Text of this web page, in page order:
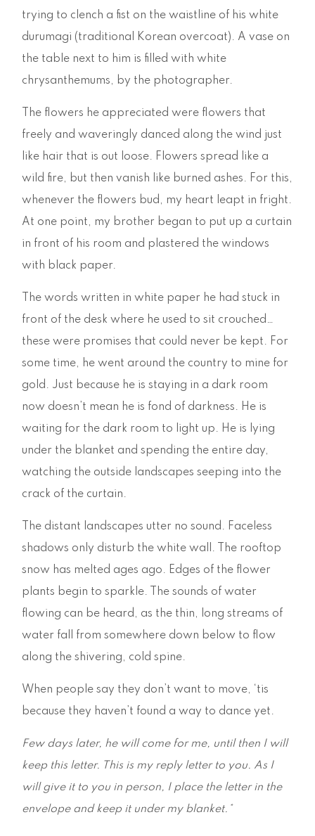
trying to clench a fist on the waistline of his white
durumagi (traditional Korean overcoat). A vase on
the table next to him is filled with white
chrysanthemums, by the photographer.
The flowers he appreciated were flowers that
freely and waveringly danced along the wind just
like hair that is out loose. Flowers spread like a
wild fire, but then vanish like burned ashes. For this,
whenever the flowers bud, my heart leapt in fright.
At one point, my brother began to put up a curtain
in front of his room and plastered the windows
with black paper.
The words written in white paper he had stuck in
front of the desk where he used to sit crouched…
these were promises that could never be kept. For
some time, he went around the country to mine for
gold. Just because he is staying in a dark room
now doesn’t mean he is fond of darkness. He is
waiting for the dark room to light up. He is lying
under the blanket and spending the entire day,
watching the outside landscapes seeping into the
crack of the curtain.
The distant landscapes utter no sound. Faceless
shadows only disturb the white wall. The rooftop
snow has melted ages ago. Edges of the flower
plants begin to sparkle. The sounds of water
flowing can be heard, as the thin, long streams of
water fall from somewhere down below to flow
along the shivering, cold spine.
When people say they don’t want to move, ‘tis
because they haven’t found a way to dance yet.
Few days later, he will come for me, until then I will
keep this letter. This is my reply letter to you. As I
will give it to you in person, I place the letter in the
envelope and keep it under my blanket.*